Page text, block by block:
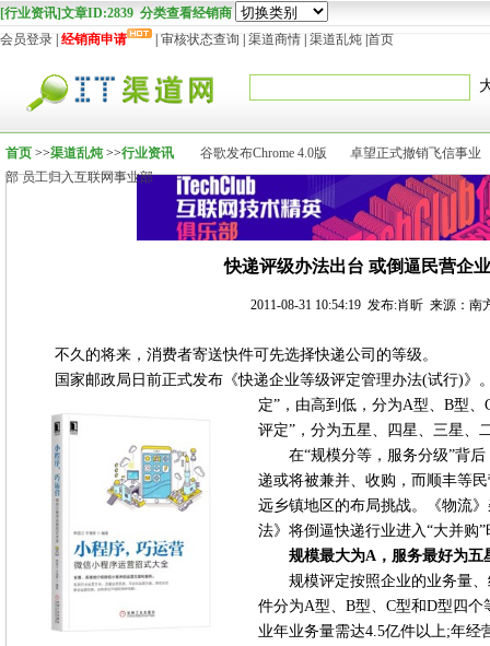
[行业资讯]文章ID:2839 分类查看经销商
会员登录 经销商申请 审核状态查询 渠道商情 渠道乱炖 首页
首页 >>渠道乱炖>>行业资讯 谷歌发布Chrome 4.0版
卓望正式撤销飞信事业
部 员工归入互联网事业部
快递评级办法出台 或倒逼民营企
2011-08-31 10:54:19 发布:肖昕 来源：南
不久的将来，消费者寄送快件可先选择快递公司的等级。
国家邮政局日前正式发布《快递企业等级评定管理办法(试行)》
定”，由高到低，分为A型、B型
评定”，分为五星、四星、三星、
在“规模分等，服务分级”背
递或将被兼并、收购，而顺丰等
远乡镇地区的布局挑战。《物流
法》将倒逼快递行业进入“大并购”
规模最大为A，服务最好为五
规模评定按照企业的业务量
件分为A型、B型、C型和D型四
业年业务量需达4.5亿件以上;年经